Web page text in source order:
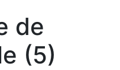
de
(5)